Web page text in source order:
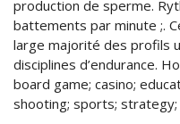
production de sperme.
battements par minute ;.
large majorité des profils
disciplines d’endurance.
board game; casino;
shooting; sports; strategy;